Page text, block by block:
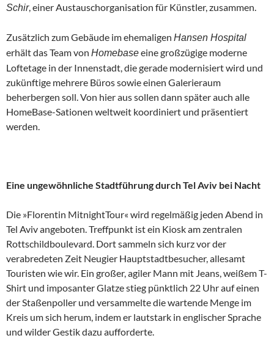
Schir, einer Austauschorganisation für Künstler, zusammen.
Zusätzlich zum Gebäude im ehemaligen Hansen Hospital
erhält das Team von Homebaseeine großzügige moderne
Loftetage in der Innenstadt, die gerade modernisiert wird und
zukünftige mehrere Büros sowie einen Galerieraum
beherbergen soll. Von hier aus sollen dann später auch alle
HomeBase-Sationen weltweit koordiniert und präsentiert
werden.
Eine ungewöhnliche Stadtführung durch Tel Aviv bei Nacht
Die »Florentin MitnightTour« wird regelmäßig jeden Abend in
Tel Aviv angeboten. Treffpunkt ist ein Kiosk am zentralen
Rottschildboulevard. Dort sammeln sich kurz vor der
verabredeten Zeit Neugier Hauptstadtbesucher, allesamt
Touristen wie wir. Ein großer, agiler Mann mit Jeans, weißem T-
Shirt und imposanter Glatze stieg pünktlich 22 Uhr auf einen
der Staßenpoller und versammelte die wartende Menge im
Kreis um sich herum, indem er lautstark in englischer Sprache
und wilder Gestik dazu aufforderte.